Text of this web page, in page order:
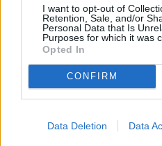
I want to opt-out of
Retention, Sale, and/or
Personal Data that Is
Purposes for which it was
Opted In
CONFIRM
Data Deletion Data
Χριστούγεννα: Πέμπτη
Δεύτερη ημέρα των
Παρασκευή 26